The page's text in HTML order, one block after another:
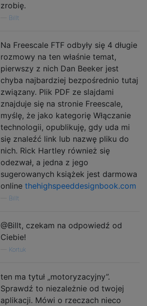
zrobię.
Billt
Na Freescale FTF odbyły się 4 długie
rozmowy na ten właśnie temat,
pierwszy z nich Dan Beeker jest
chyba najbardziej bezpośrednio tutaj
związany. Plik PDF ze slajdami
znajduje się na stronie Freescale,
myślę, że jako kategorię Włączanie
technologii, opublikuję, gdy uda mi
się znaleźć link lub nazwę pliku do
nich. Rick Hartley również się
odezwał, a jedna z jego
sugerowanych książek jest darmowa
online thehighspeeddesignbook.com
Billt
@Billt, czekam na odpowiedź od
Ciebie!
Kortuk
ten ma tytuł „motoryzacyjny”.
Sprawdź to niezależnie od twojej
aplikacji. Mówi o rzeczach nieco